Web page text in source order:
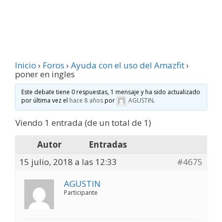
Inicio › Foros › Ayuda con el uso del Amazfit›
poner en ingles
Este debate tiene 0 respuestas, 1 mensaje y ha sido actualizado
por última vez el hace 8 añospor AGUSTIN.
Viendo 1 entrada (de un total de 1)
Autor
Entradas
15 julio, 2018 a las 12:33
#4675
AGUSTIN
Participante